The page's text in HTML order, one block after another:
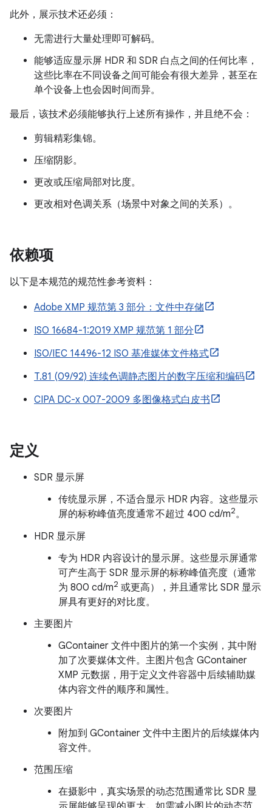
此外，展示技术还必须：
无需进行大量处理即可解码。
能够适应显示屏 HDR 和 SDR 白点之间的任何比率，
这些比率在不同设备之间可能会有很大差异，甚至在
单个设备上也会因时间而异。
最后，该技术必须能够执行上述所有操作，并且绝不会：
剪辑精彩集锦。
压缩阴影。
更改或压缩局部对比度。
更改相对色调关系（场景中对象之间的关系）。
依赖项
以下是本规范的规范性参考资料：
Adobe XMP 规范第 3 部分：文件中存储
ISO 16684-1:2019 XMP 规范第 1 部分
ISO/IEC 14496-12 ISO 基准媒体文件格式
T.81 (09/92) 连续色调静态图片的数字压缩和编码
CIPA DC-x 007-2009 多图像格式白皮书
定义
SDR 显示屏
传统显示屏，不适合显示 HDR 内容。这些显示
屏的标称峰值亮度通常不超过 400 cd/m2。
HDR 显示屏
专为 HDR 内容设计的显示屏。这些显示屏通常
可产生高于 SDR 显示屏的标称峰值亮度（通常
为 800 cd/m2 或更高），并且通常比 SDR 显示
屏具有更好的对比度。
主要图片
GContainer 文件中图片的第一个实例，其中附
加了次要媒体文件。主图片包含 GContainer
XMP 元数据，用于定义文件容器中后续辅助媒
体内容文件的顺序和属性。
次要图片
附加到 GContainer 文件中主图片的后续媒体内
容文件。
范围压缩
在摄影中，真实场景的动态范围通常比 SDR 显